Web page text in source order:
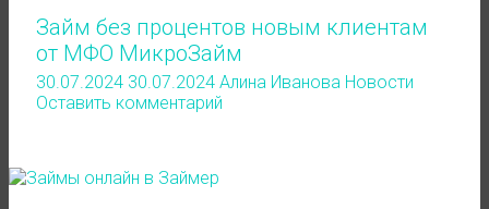
Займ без процентов новым клиентам
от МФО МикроЗайм
30.07.2024 30.07.2024 Алина Иванова Новости
Оставить комментарий